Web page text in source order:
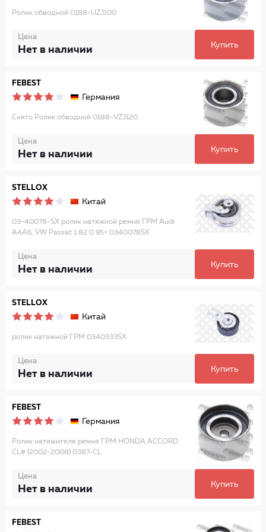
Ролик обводной 0188-UZJ100
Цена
Нет в наличии Купить
FEBEST
Германия
Снято Ролик обводной 0188-VZJ120
Цена
Нет в наличии Купить
STELLOX
Китай
03-40078-SX ролик натяжной ремня ГРМ Audi
A4A6, VW Passat 1.82.0 95> 0340078SX
Цена
Нет в наличии Купить
STELLOX
Китай
ролик натяжной ГРМ 0340333SX
Цена
Нет в наличии Купить
FEBEST
Германия
Ролик натяжителя ремня ГРМ HONDA ACCORD
CL# (2002-2008) 0387-CL
Цена
Нет в наличии Купить
FEBEST